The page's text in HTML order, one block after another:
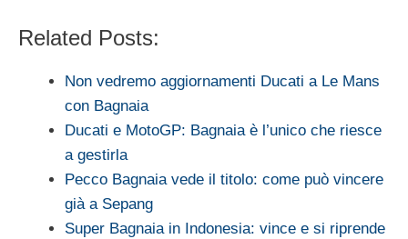
Related Posts:
Non vedremo aggiornamenti Ducati a Le Mans
con Bagnaia
Ducati e MotoGP: Bagnaia è l’unico che riesce
a gestirla
Pecco Bagnaia vede il titolo: come può vincere
già a Sepang
Super Bagnaia in Indonesia: vince e si riprende